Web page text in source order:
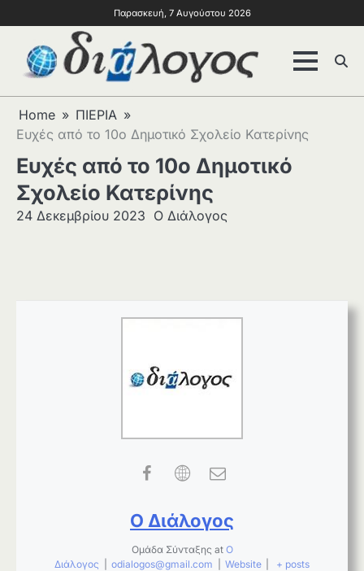
Παρασκευή, 7 Αυγούστου 2026
Home
ΠΙΕΡΙΑ
Ευχές από το 10ο Δημοτικό Σχολείο Κατερίνης
Ευχές από το 10ο Δημοτικό
Σχολείο Κατερίνης
24 Δεκεμβρίου 2023 Ο Διάλογος
Ο Διάλογος
Ομάδα Σύνταξης at Ο
Διάλογος
odialogos@gmail.com Website + posts